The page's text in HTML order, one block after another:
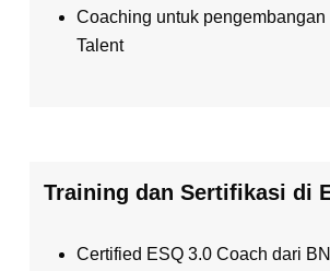
Coaching untuk pengembangan
Talent
Training dan Sertifikasi di
Certified ESQ 3.0 Coach dari